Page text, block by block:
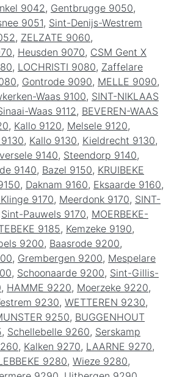
9042 , Gentbrugge 9050,
9051, Sint-Denijs-Westrem
, ZELZATE 9060,
, Heusden 9070, CSM Gent X
, LOCHRISTI 9080, Zaffelare
, Gontrode 9090, MELLE 9090,
Waas 9100, SINT-NIKLAAS
Waas 9112 , BEVEREN-WAAS
, Kallo 9120, Melsele 9120,
, Kallo 9130, Kieldrecht 9130,
9140, Steendorp 9140,
9140, Bazel 9150, KRUIBEKE
, Daknam 9160, Eksaarde 9160,
9170, Meerdonk 9170, SINT-
Sint-Pauwels 9170, MOERBEKE-
9185, Kemzeke 9190,
9200, Baasrode 9200,
, Grembergen 9200, Mespelare
, Schoonaarde 9200, Sint-Gillis-
, HAMME 9220, Moerzeke 9220,
9230, WETTEREN 9230,
9250, BUGGENHOUT
, Schellebelle 9260, Serskamp
, Kalken 9270, LAARNE 9270,
9280, Wieze 9280,